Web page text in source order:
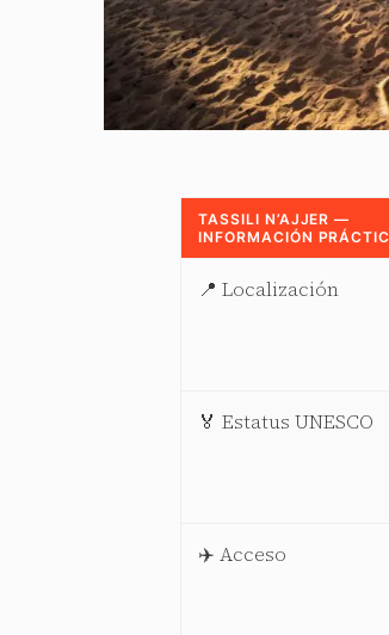
TASSILI N’AJJER —
INFORMACIÓN
📍 Localización
🏅 Estatus UNESCO
✈️ Acceso